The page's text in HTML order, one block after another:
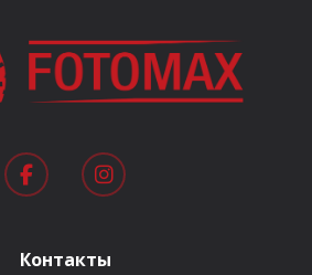
Контакты